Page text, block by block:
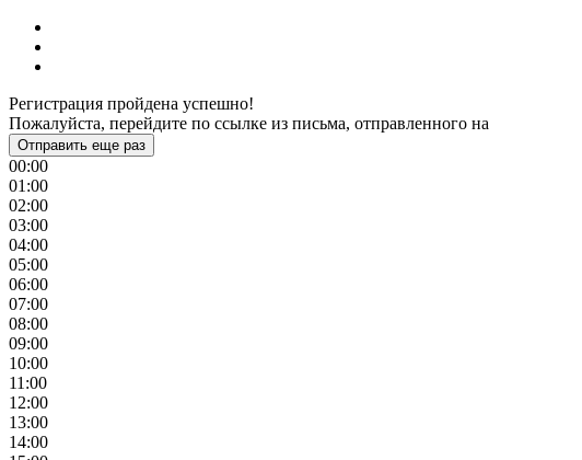
Регистрация пройдена успешно!
Пожалуйста, перейдите по ссылке из письма, отправленного на
Отправить еще раз
00:00
01:00
02:00
03:00
04:00
05:00
06:00
07:00
08:00
09:00
10:00
11:00
12:00
13:00
14:00